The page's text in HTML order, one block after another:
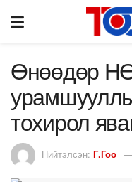
Өнөөдөр
тохирол
Нийтэлсэн: Г.Гоо